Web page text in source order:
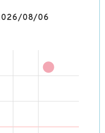
08/06
資産総額に信託報酬率を乗
ファンドの基準価額に反映
ヵ月終了日および毎計算期
払われます。
。